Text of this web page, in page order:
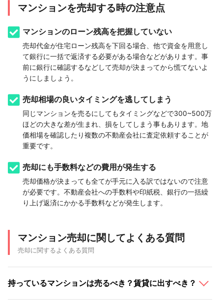
マンションを売却する時の注意点
マンションのローン残高を把握していない
売却代金が住宅ローン残高を下回る場合、他で資金を用意し
て銀行に一括で返済する必要がある場合などがあります。事
前に銀行に確認するなどして売却が決まってから慌てないよ
うにしましょう。
売却相場の良いタイミングを逃してしまう
同じマンションを売るにしてもタイミングなどで300~500万
ほどの大きな差が生まれ、損をしてしまう事もあります。地
価相場を確認したり複数の不動産会社に査定依頼することが
重要です。
売却にも手数料などの費用が発生する
売却価格が決まっても全てが手元に入る訳ではないので注意
が必要です。不動産会社への手数料や印紙税、銀行の一括繰
り上げ返済にかかる手数料などが発生します。
マンション売却に関してよくある質問
売却に関するよくある質問
持っているマンションは売るべき？賃貸に出すべき？